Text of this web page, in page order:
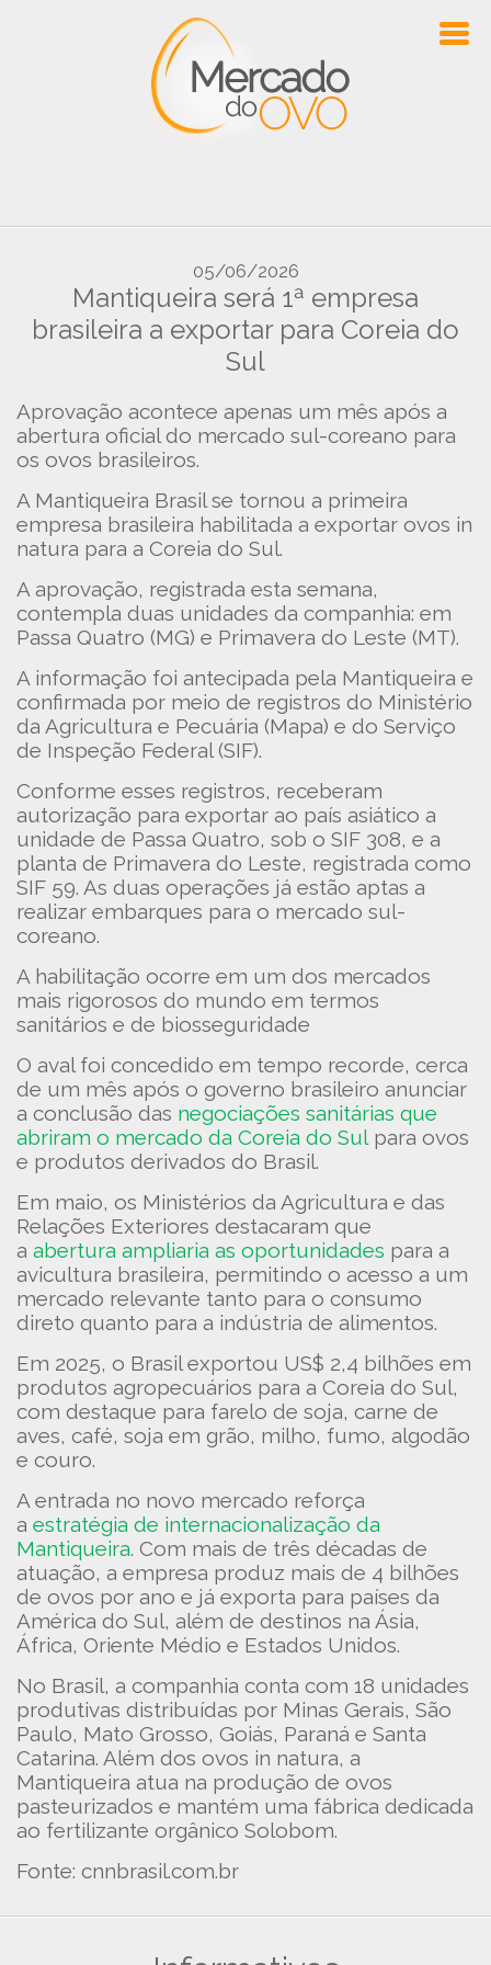
05/06/2026
Mantiqueira será 1ª empresa
brasileira a exportar para Coreia do
Sul
Aprovação acontece apenas um mês após a
abertura oficial do mercado sul-coreano para
os ovos brasileiros.
A Mantiqueira Brasil se tornou a primeira
empresa brasileira habilitada a exportar ovos in
natura para a Coreia do Sul.
A aprovação, registrada esta semana,
contempla duas unidades da companhia: em
Passa Quatro (MG) e Primavera do Leste (MT).
A informação foi antecipada pela Mantiqueira e
confirmada por meio de registros do Ministério
da Agricultura e Pecuária (Mapa) e do Serviço
de Inspeção Federal (SIF).
Conforme esses registros, receberam
autorização para exportar ao país asiático a
unidade de Passa Quatro, sob o SIF 308, e a
planta de Primavera do Leste, registrada como
SIF 59. As duas operações já estão aptas a
realizar embarques para o mercado sul-
coreano.
A habilitação ocorre em um dos mercados
mais rigorosos do mundo em termos
sanitários e de biosseguridade
O aval foi concedido em tempo recorde, cerca
de um mês após o governo brasileiro anunciar
a conclusão das negociações sanitárias que
abriram o mercado da Coreia do Sul para ovos
e produtos derivados do Brasil.
Em maio, os Ministérios da Agricultura e das
Relações Exteriores destacaram que
a abertura ampliaria as oportunidades para a
avicultura brasileira, permitindo o acesso a um
mercado relevante tanto para o consumo
direto quanto para a indústria de alimentos.
Em 2025, o Brasil exportou US$ 2,4 bilhões em
produtos agropecuários para a Coreia do Sul,
com destaque para farelo de soja, carne de
aves, café, soja em grão, milho, fumo, algodão
e couro.
A entrada no novo mercado reforça
a estratégia de internacionalização da
Mantiqueira. Com mais de três décadas de
atuação, a empresa produz mais de 4 bilhões
de ovos por ano e já exporta para países da
América do Sul, além de destinos na Ásia,
África, Oriente Médio e Estados Unidos.
No Brasil, a companhia conta com 18 unidades
produtivas distribuídas por Minas Gerais, São
Paulo, Mato Grosso, Goiás, Paraná e Santa
Catarina. Além dos ovos in natura, a
Mantiqueira atua na produção de ovos
pasteurizados e mantém uma fábrica dedicada
ao fertilizante orgânico Solobom.
Fonte: cnnbrasil.com.br